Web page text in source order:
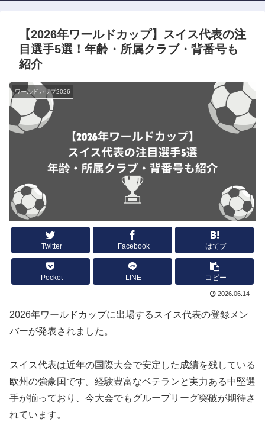
【2026年ワールドカップ】スイス代表の注
目選手5選！年齢・所属クラブ・背番号も
紹介
ワールドカップ2026
Twitter Facebook はてブ
Pocket LINE コピー
2026.06.14
2026年ワールドカップに出場するスイス代表の登録メン
バーが発表されました。
スイス代表は近年の国際大会で安定した成績を残している
欧州の強豪国です。経験豊富なベテランと実力ある中堅選
手が揃っており、今大会でもグループリーグ突破が期待さ
れています。